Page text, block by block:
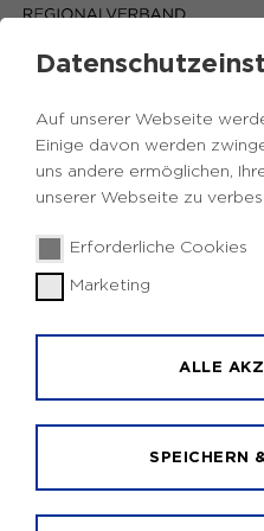
EUROPA
Zurück
20.05.2026 | Förderaufruf
Förderaufruf:
Die EU-Kommission
Neuen Europäischen
Ansätze zur
Auf unserer Webseite
Einige davon werden
uns andere ermöglichen,
unserer Webseite zu
Erforderliche Cookies
Marketing
ALLE
SPEICHERN